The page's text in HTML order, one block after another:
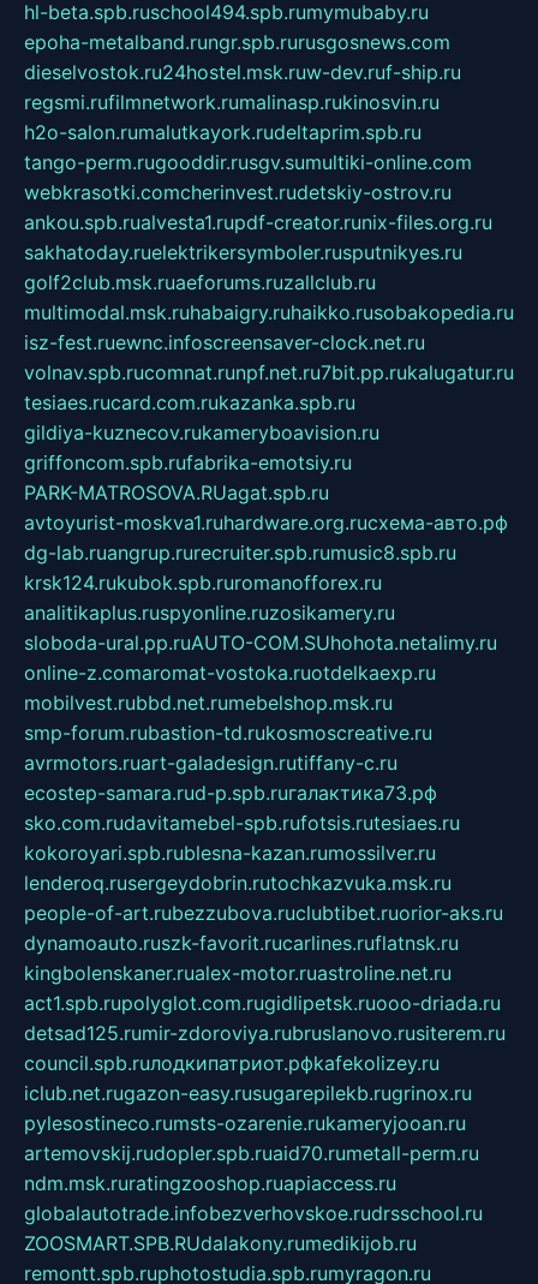
hl-beta.spb.ruschool494.spb.rumymubaby.ru
epoha-metalband.rungr.spb.rurusgosnews.com
dieselvostok.ru24hostel.msk.ruw-dev.ruf-ship.ru
regsmi.rufilmnetwork.rumalinasp.rukinosvin.ru
h2o-salon.rumalutkayork.rudeltaprim.spb.ru
tango-perm.rugooddir.rusgv.sumultiki-online.com
webkrasotki.comcherinvest.rudetskiy-ostrov.ru
ankou.spb.rualvesta1.rupdf-creator.runix-files.org.ru
sakhatoday.ruelektrikersymboler.rusputnikyes.ru
golf2club.msk.ruaeforums.ruzallclub.ru
multimodal.msk.ruhabaigry.ruhaikko.rusobakopedia.ru
isz-fest.ruewnc.infoscreensaver-clock.net.ru
volnav.spb.rucomnat.runpf.net.ru7bit.pp.rukalugatur.ru
tesiaes.rucard.com.rukazanka.spb.ru
gildiya-kuznecov.rukameryboavision.ru
griffoncom.spb.rufabrika-emotsiy.ru
PARK-MATROSOVA.RUagat.spb.ru
avtoyurist-moskva1.ruhardware.org.ruсхема-авто.рф
dg-lab.ruangrup.rurecruiter.spb.rumusic8.spb.ru
krsk124.rukubok.spb.ruromanofforex.ru
analitikaplus.ruspyonline.ruzosikamery.ru
sloboda-ural.pp.ruAUTO-COM.SUhohota.netalimy.ru
online-z.comaromat-vostoka.ruotdelkaexp.ru
mobilvest.rubbd.net.rumebelshop.msk.ru
smp-forum.rubastion-td.rukosmoscreative.ru
avrmotors.ruart-galadesign.rutiffany-c.ru
ecostep-samara.rud-p.spb.ruгалактика73.рф
sko.com.rudavitamebel-spb.rufotsis.rutesiaes.ru
kokoroyari.spb.rublesna-kazan.rumossilver.ru
lenderoq.rusergeydobrin.rutochkazvuka.msk.ru
people-of-art.rubezzubova.ruclubtibet.ruorior-aks.ru
dynamoauto.ruszk-favorit.rucarlines.ruflatnsk.ru
kingbolenskaner.rualex-motor.ruastroline.net.ru
act1.spb.rupolyglot.com.rugidlipetsk.ruooo-driada.ru
detsad125.rumir-zdoroviya.rubruslanovo.rusiterem.ru
council.spb.ruлодкипатриот.рфkafekolizey.ru
iclub.net.rugazon-easy.rusugarepilekb.rugrinox.ru
pylesostineco.rumsts-ozarenie.rukameryjooan.ru
artemovskij.rudopler.spb.ruaid70.rumetall-perm.ru
ndm.msk.ruratingzooshop.ruapiaccess.ru
globalautotrade.infobezverhovskoe.rudrsschool.ru
ZOOSMART.SPB.RUdalakony.rumedikijob.ru
remontt.spb.ruphotostudia.spb.rumyragon.ru